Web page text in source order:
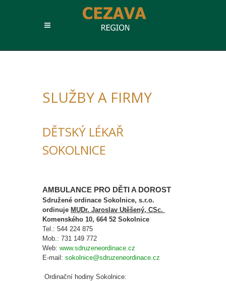
SLUŽBY A FIRMY
DĚTSKÝ LÉKAŘ
SOKOLNICE
AMBULANCE PRO DĚTI A DOROST
Sdružené ordinace Sokolnice, s.r.o.
ordinuje MUDr. Jaroslav Utěšený, CSc.
Komenského 10, 664 52 Sokolnice
Tel.: 544 224 875
Mob.: 731 149 772
Web: www.sdruzeneordinace.cz
E-mail: sokolnice@sdruzeneordinace.cz
Ordinační hodiny Sokolnice: